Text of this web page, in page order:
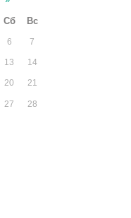
Сб Вс
6 7
13 14
20 21
27 28